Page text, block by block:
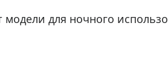
Экшн-камеры
модели для ночного